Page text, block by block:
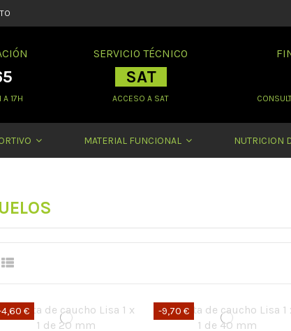
17H
SERVICIO TÉCNICO
SAT
ACCESO A SAT
MATERIAL FUNCIONAL NUTRICION
€ -9,70 €